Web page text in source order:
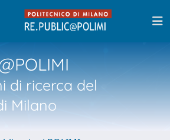
di ricerca del
Milano